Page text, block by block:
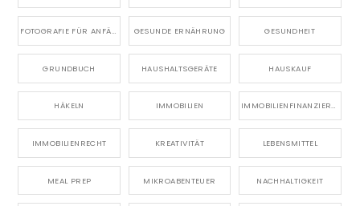
FOTOGRAFIE FÜR ANFÄNGER GESUNDE ERNÄHRUNG GESUNDHEIT
GRUNDBUCH HAUSHALTSGERÄTE HAUSKAUF
HÄKELN IMMOBILIEN IMMOBILIENFINANZIERUNG
IMMOBILIENRECHT KREATIVITÄT LEBENSMITTEL
MEAL PREP MIKROABENTEUER NACHHALTIGKEIT